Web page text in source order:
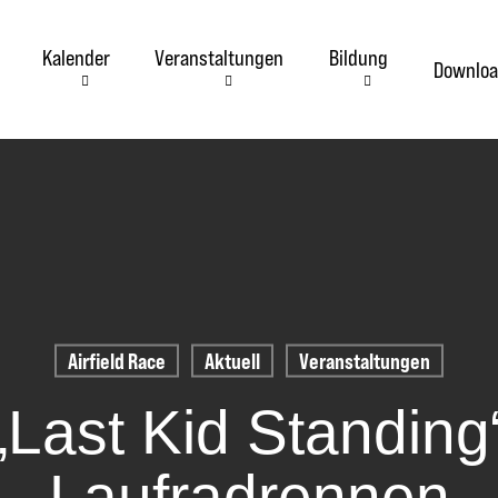
Kalender Veranstaltungen Bildung
Airfield Race Aktuell Veranstaltungen
Kid